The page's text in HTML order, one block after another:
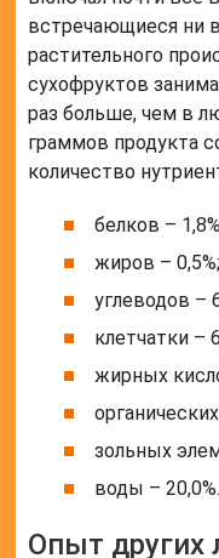
встречающиеся ни
растительного
сухофруктов
раз больше, чем в
граммов продукта
количество
белков –
жиров – 0,5%;
углеводов –
клетчатки –
жирных
зольных
воды – 20,0%.
Опыт других